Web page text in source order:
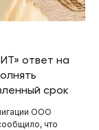
ответ на
срок
ООО
что